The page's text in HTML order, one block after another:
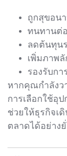
ถูกสุขอน
ทนทานต่
ลดต้นทุน
เพิ่มภาพ
รองรับกา
หากคุณกำลังว
การเลือกใช้อุ
ช่วยให้ธุรกิจเ
ตลาดได้อย่าง